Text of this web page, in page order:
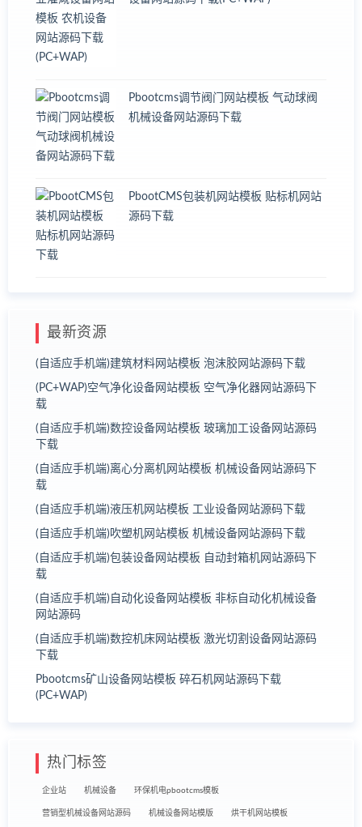
Pbootcms调节阀门网站模板 气动球阀
机械设备网站源码下载
PbootCMS包装机网站模板 贴标机网站
源码下载
最新资源
(自适应手机端)建筑材料网站模板 泡沫胶网站源码下载
(PC+WAP)空气净化设备网站模板 空气净化器网站源码下
载
(自适应手机端)数控设备网站模板 玻璃加工设备网站源码
下载
(自适应手机端)离心分离机网站模板 机械设备网站源码下
载
(自适应手机端)液压机网站模板 工业设备网站源码下载
(自适应手机端)吹塑机网站模板 机械设备网站源码下载
(自适应手机端)包装设备网站模板 自动封箱机网站源码下
载
(自适应手机端)自动化设备网站模板 非标自动化机械设备
网站源码
(自适应手机端)数控机床网站模板 激光切割设备网站源码
下载
Pbootcms矿山设备网站模板 碎石机网站源码下载
(PC+WAP)
热门标签
企业站 机械设备 环保机电pbootcms模板
营销型机械设备网站源码 机械设备网站模版 烘干机网站模板